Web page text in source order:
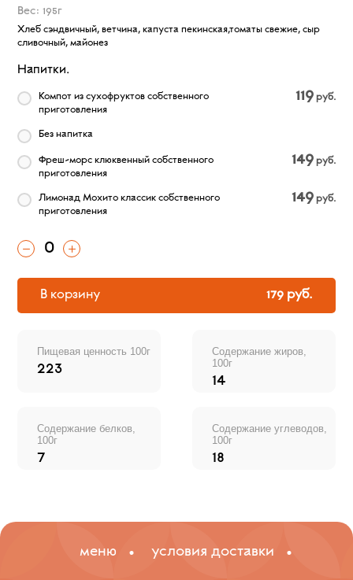
Вес: 195г
Хлеб сэндвичный, ветчина, капуста пекинская,томаты свежие, сыр
сливочный, майонез
Напитки.
Компот из сухофруктов собственного
приготовления
119руб.
Без напитка
Фреш-морс клюквенный собственного
приготовления
149руб.
Лимонад Мохито классик собственного
приготовления
149руб.
0
В корзину 179 руб.
Пищевая ценность 100г
223
Содержание жиров,
100г
14
Cодержание белков,
100г
7
Содержание углеводов,
100г
18
меню условия доставки